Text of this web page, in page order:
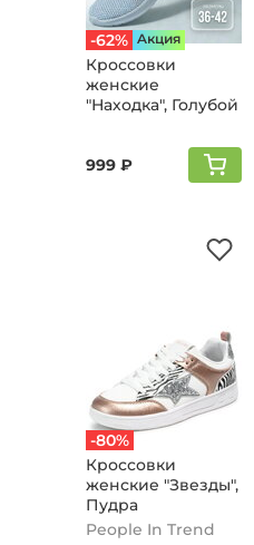
-62% Aкция
Кроссовки
женские
"Находка", Голубой
999 ₽
-80%
Кроссовки
женские "Звезды",
Пудра
People In Trend